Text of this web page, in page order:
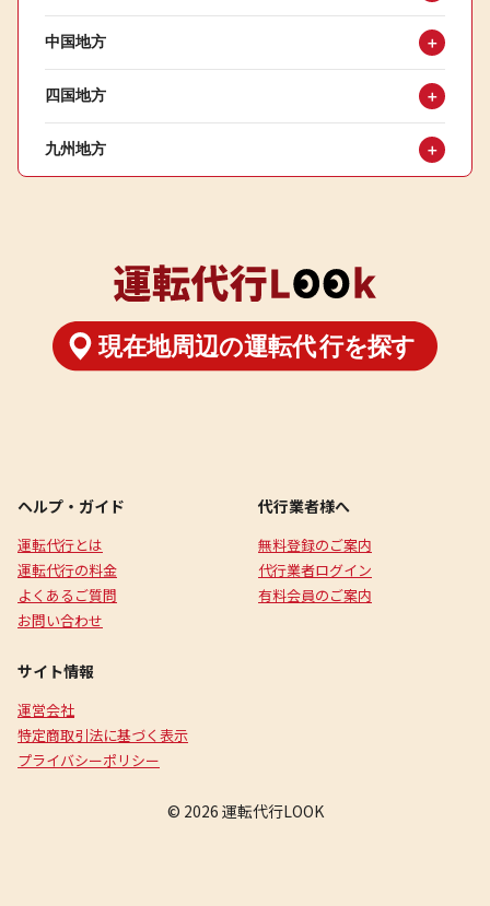
中国地方 ＋
四国地方 ＋
九州地方 ＋
ヘルプ・ガイド
運転代行とは
運転代行の料金
よくあるご質問
お問い合わせ
代行業者様へ
無料登録のご案内
代行業者ログイン
有料会員のご案内
サイト情報
運営会社
特定商取引法に基づく表示
プライバシーポリシー
© 2026 運転代行LOOK